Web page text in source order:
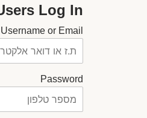
Log In
Username or Email
Password